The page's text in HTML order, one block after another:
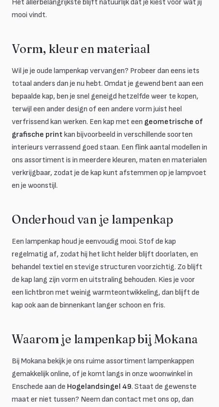
Het allerbelangrijkste blijft natuurlijk dat je kiest voor wat jij
mooi vindt.
Vorm, kleur en materiaal
Wil je je oude lampenkap vervangen? Probeer dan eens iets
totaal anders dan je nu hebt. Omdat je gewend bent aan een
bepaalde kap, ben je snel geneigd hetzelfde weer te kopen,
terwijl een ander design of een andere vorm juist heel
verfrissend kan werken. Een kap met een geometrische of
grafische print kan bijvoorbeeld in verschillende soorten
interieurs verrassend goed staan. Een flink aantal modellen in
ons assortiment is in meerdere kleuren, maten en materialen
verkrijgbaar, zodat je de kap kunt afstemmen op je lampvoet
en je woonstijl.
Onderhoud van je lampenkap
Een lampenkap houd je eenvoudig mooi. Stof de kap
regelmatig af, zodat hij het licht helder blijft doorlaten, en
behandel textiel en stevige structuren voorzichtig. Zo blijft
de kap lang zijn vorm en uitstraling behouden. Kies je voor
een lichtbron met weinig warmteontwikkeling, dan blijft de
kap ook aan de binnenkant langer schoon en fris.
Waarom je lampenkap bij Mokana
Bij Mokana bekijk je ons ruime assortiment lampenkappen
gemakkelijk online, of je komt langs in onze woonwinkel in
Enschede aan de Hogelandsingel 49. Staat de gewenste
maat er niet tussen? Neem dan contact met ons op, dan